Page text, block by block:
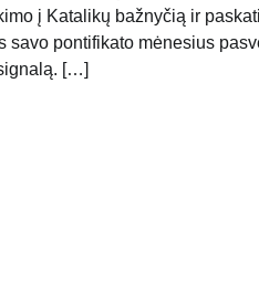
į Katalikų bažnyčią ir
savo pontifikato mėnesius
[…]